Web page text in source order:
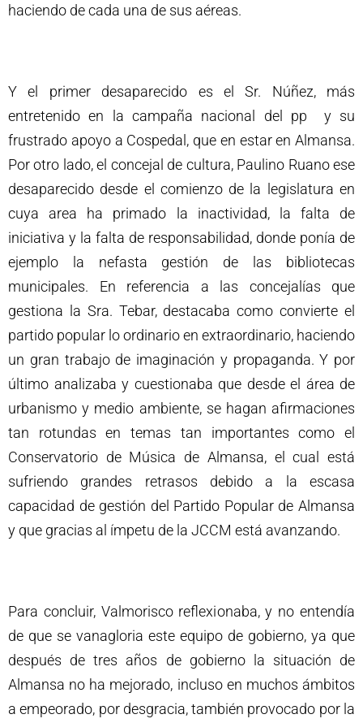
haciendo de cada una de sus aéreas.
Y el primer desaparecido es el Sr. Núñez, más
entretenido en la campaña nacional del pp y su
frustrado apoyo a Cospedal, que en estar en Almansa.
Por otro lado, el concejal de cultura, Paulino Ruano ese
desaparecido desde el comienzo de la legislatura en
cuya area ha primado la inactividad, la falta de
iniciativa y la falta de responsabilidad, donde ponía de
ejemplo la nefasta gestión de las bibliotecas
municipales. En referencia a las concejalías que
gestiona la Sra. Tebar, destacaba como convierte el
partido popular lo ordinario en extraordinario, haciendo
un gran trabajo de imaginación y propaganda. Y por
último analizaba y cuestionaba que desde el área de
urbanismo y medio ambiente, se hagan afirmaciones
tan rotundas en temas tan importantes como el
Conservatorio de Música de Almansa, el cual está
sufriendo grandes retrasos debido a la escasa
capacidad de gestión del Partido Popular de Almansa
y que gracias al ímpetu de la JCCM está avanzando.
Para concluir, Valmorisco reflexionaba, y no entendía
de que se vanagloria este equipo de gobierno, ya que
después de tres años de gobierno la situación de
Almansa no ha mejorado, incluso en muchos ámbitos
a empeorado, por desgracia, también provocado por la